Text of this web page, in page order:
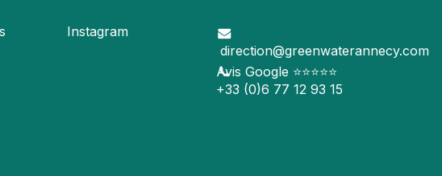
Instagram
direction@greenwaterannecy.com
+33 (0)6 77 12 93 15
Avis Google ⭐️⭐️⭐️⭐️⭐️